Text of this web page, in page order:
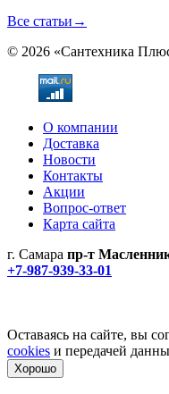
Все статьи →
© 2026 «Сантехника
О компании
Доставка
Новости
Контакты
Акции
Вопрос-ответ
Карта сайта
г. Самара пр-т
+7-987-939-33-01
Оставаясь на сайте, вы
cookies и передачей
Хорошо